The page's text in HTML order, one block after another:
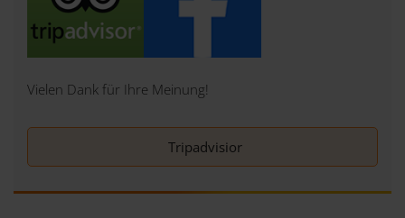
Vielen Dank für Ihre Meinung!
Tripadvisior